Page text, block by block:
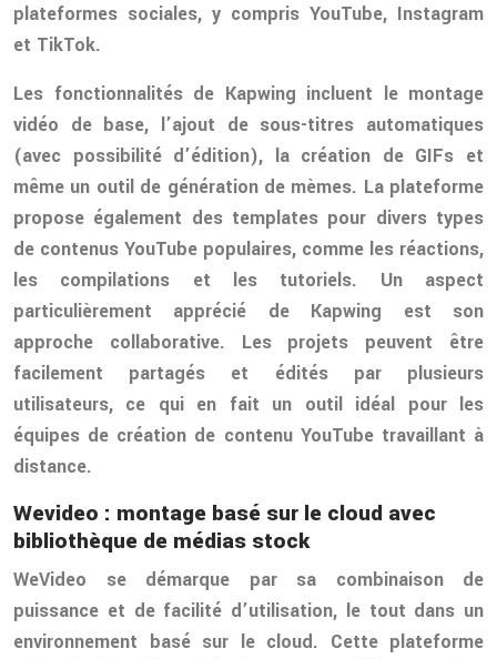
plateformes sociales, y compris YouTube, Instagram
et TikTok.
Les fonctionnalités de Kapwing incluent le montage
vidéo de base, l’ajout de sous-titres automatiques
(avec possibilité d’édition), la création de GIFs et
même un outil de génération de mèmes. La plateforme
propose également des templates pour divers types
de contenus YouTube populaires, comme les réactions,
les compilations et les tutoriels. Un aspect
particulièrement apprécié de Kapwing est son
approche collaborative. Les projets peuvent être
facilement partagés et édités par plusieurs
utilisateurs, ce qui en fait un outil idéal pour les
équipes de création de contenu YouTube travaillant à
distance.
Wevideo : montage basé sur le cloud avec
bibliothèque de médias stock
WeVideo se démarque par sa combinaison de
puissance et de facilité d’utilisation, le tout dans un
environnement basé sur le cloud. Cette plateforme